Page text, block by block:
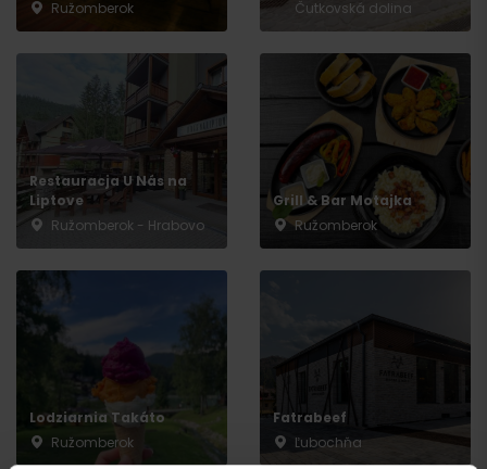
Ružomberok
Čutkovská dolina
Restauracja U Nás na
Liptove
Ružomberok - Hrabovo
Grill & Bar Motajka
Ružomberok
Lodziarnia Takáto
Ružomberok
Fatrabeef
Ľubochňa
Przyjazd